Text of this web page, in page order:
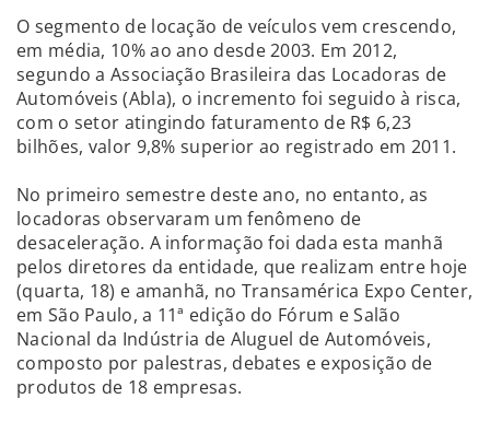
O segmento de locação de veículos vem crescendo,
em média, 10% ao ano desde 2003. Em 2012,
segundo a Associação Brasileira das Locadoras de
Automóveis (Abla), o incremento foi seguido à risca,
com o setor atingindo faturamento de R$ 6,23
bilhões, valor 9,8% superior ao registrado em 2011.
No primeiro semestre deste ano, no entanto, as
locadoras observaram um fenômeno de
desaceleração. A informação foi dada esta manhã
pelos diretores da entidade, que realizam entre hoje
(quarta, 18) e amanhã, no Transamérica Expo Center,
em São Paulo, a 11ª edição do Fórum e Salão
Nacional da Indústria de Aluguel de Automóveis,
composto por palestras, debates e exposição de
produtos de 18 empresas.